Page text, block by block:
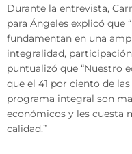
Durante la entrevista,
para Ángeles explicó que
fundamentan en una
integralidad,
puntualizó que “Nuestro
que el 41 por ciento de
programa integral son
económicos y les cuesta
calidad.”